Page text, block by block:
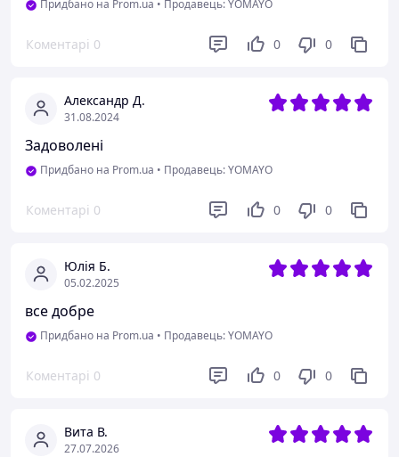
Придбано на Prom.ua • Продавець: YOMAYO
Коментарі 0 0 0
Александр Д.
31.08.2024
Задоволені
Придбано на Prom.ua • Продавець: YOMAYO
Коментарі 0 0 0
Юлія Б.
05.02.2025
все добре
Придбано на Prom.ua • Продавець: YOMAYO
Коментарі 0 0 0
Вита В.
27.07.2026